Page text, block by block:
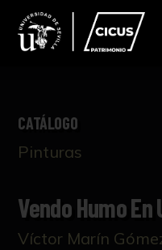
CATÁLOGO
Pinturas
Vendo Humo En
Víctor Marín